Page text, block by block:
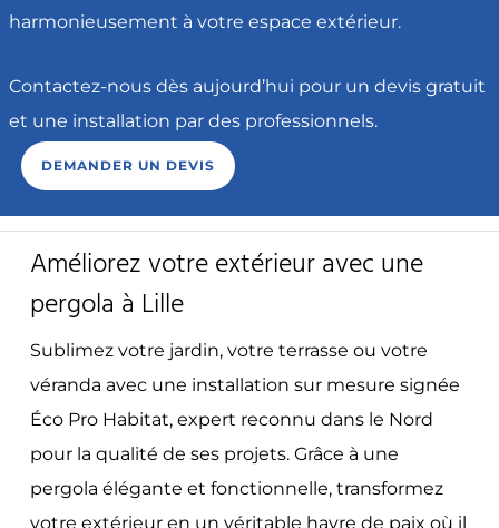
harmonieusement à votre espace extérieur.
Contactez-nous dès aujourd’hui pour un devis gratuit
et une installation par des professionnels.
DEMANDER UN DEVIS
Améliorez votre extérieur avec une
pergola à Lille
Sublimez votre jardin, votre terrasse ou votre
véranda avec une installation sur mesure signée
Éco Pro Habitat, expert reconnu dans le Nord
pour la qualité de ses projets. Grâce à une
pergola élégante et fonctionnelle, transformez
votre extérieur en un véritable havre de paix où il